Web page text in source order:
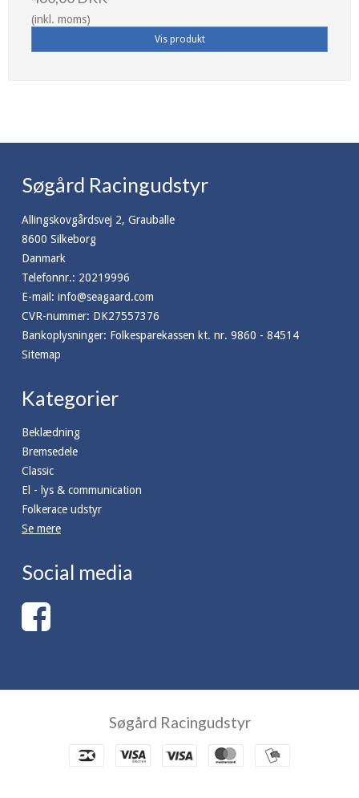
(inkl. moms)
Vis produkt
Søgård Racingudstyr
Allingskovgårdsvej 2, Grauballe
8600 Silkeborg
Danmark
Telefonnr.: 20219996
E-mail : info@seagaard.com
CVR-nummer: DK27557376
Bankoplysninger: Folkesparekassen kt. nr. 9860 - 84514
Sitemap
Kategorier
Beklædning
Bremsedele
Classic
El - lys & communication
Folkerace udstyr
Se mere
Social media
Søgård Racingudstyr